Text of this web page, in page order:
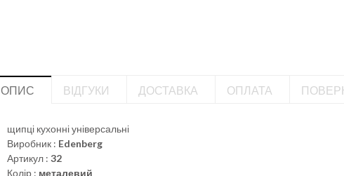
ОПИС ВІДГУКИ ДОСТАВКА ОПЛАТА
щипці кухонні універсальні
Виробник : Edenberg
Артикул : 32
Колір : металевий